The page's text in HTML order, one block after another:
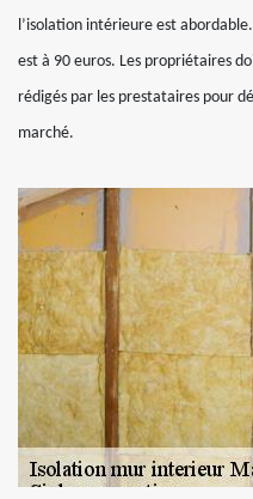
l’isolation intérieure est
est à 90 euros. Les propriétaires
rédigés par les prestataires pour
marché.